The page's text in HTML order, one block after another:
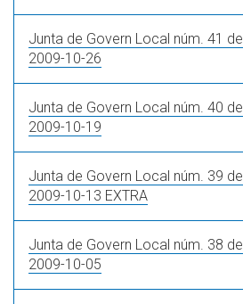
Junta de Govern Local núm. 41 de
2009-10-26
Junta de Govern Local núm. 40 de
2009-10-19
Junta de Govern Local núm. 39 de
2009-10-13 EXTRA
Junta de Govern Local núm. 38 de
2009-10-05